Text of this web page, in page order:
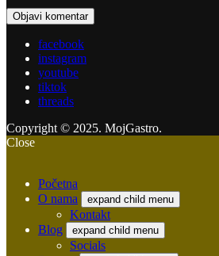
facebook
instagram
youtube
tiktok
threads
Copyright © 2025. MojGastro.
Close
Početna
O nama
expand child menu
Kontakt
Blog
expand child menu
Socials